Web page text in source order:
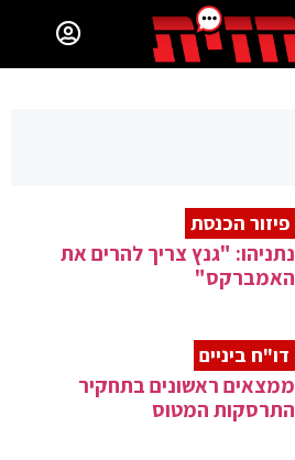
פיזור הכנסת
נתניהו: "גנץ צריך להרים את
האמברקס"
דו"ח ביניים
ממצאים ראשונים בתחקיר
התרסקות המטוס